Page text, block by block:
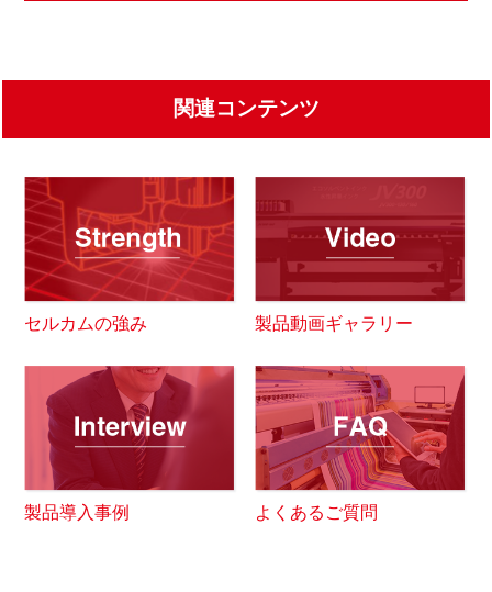
関連コンテンツ
セルカムの強み 製品動画ギャラリー
製品導入事例 よくあるご質問